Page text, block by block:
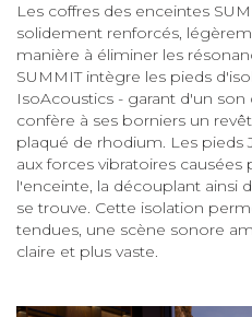
Les coffres des enceintes
solidement renforcés,
manière à éliminer les
SUMMIT intègre les pieds
IsoAcoustics - garant d'un
confère à ses borniers un
plaqué de rhodium. Les pieds
aux forces vibratoires causées
l'enceinte, la découplant ainsi
se trouve. Cette isolation
tendues, une scène sonore
claire et plus vaste.